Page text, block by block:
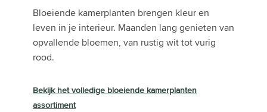
Bloeiende kamerplanten brengen kleur en
leven in je interieur. Maanden lang genieten van
opvallende bloemen, van rustig wit tot vurig
rood.
Bekijk het volledige bloeiende kamerplanten
assortiment